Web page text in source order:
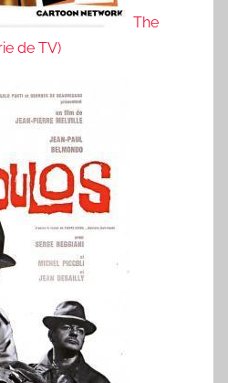
The
de TV)